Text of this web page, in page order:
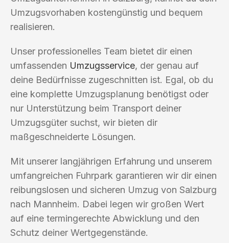
Umzugsvorhaben kostengünstig und bequem
realisieren.
Unser professionelles Team bietet dir einen
umfassenden Umzugsservice, der genau auf
deine Bedürfnisse zugeschnitten ist. Egal, ob du
eine komplette Umzugsplanung benötigst oder
nur Unterstützung beim Transport deiner
Umzugsgüter suchst, wir bieten dir
maßgeschneiderte Lösungen.
Mit unserer langjährigen Erfahrung und unserem
umfangreichen Fuhrpark garantieren wir dir einen
reibungslosen und sicheren Umzug von Salzburg
nach Mannheim. Dabei legen wir großen Wert
auf eine termingerechte Abwicklung und den
Schutz deiner Wertgegenstände.